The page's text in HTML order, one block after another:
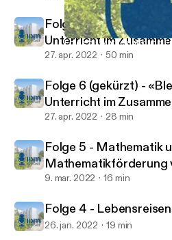
Folge 5 - Mathematik und
IDM Podcast
Folge 6 (komplett) -
Unterricht im
und analogen
27. apr. 2022 50 min
Folge 6 (gekürzt) -
Unterricht im
und analogen
27. apr. 2022 28 min
Folge 5 - Mathematik
Mathematikförderung
Sekundarstufe II
9. mar. 2022 16 min
Folge 4 -
26. jan. 2022 19 min